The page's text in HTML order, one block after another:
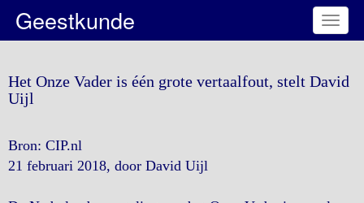
Toggle
Geestkunde
Het Onze Vader is één grote vertaalfout, stelt David
Uijl
Bron: CIP.nl
21 februari 2018, door David Uijl